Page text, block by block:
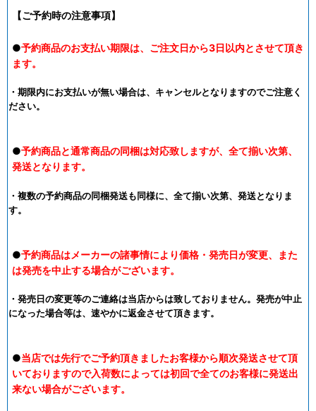
【ご予約時の注意事項】
●予約商品のお支払い期限は、ご注文日から3日以内とさせて頂き
ます。
・期限内にお支払いが無い場合は、キャンセルとなりますのでご注意く
ださい。
●予約商品と通常商品の同梱は対応致しますが、全て揃い次第、
発送となります。
・複数の予約商品の同梱発送も同様に、全て揃い次第、発送となりま
す。
●予約商品はメーカーの諸事情により価格・発売日が変更、また
は発売を中止する場合がございます。
・発売日の変更等のご連絡は当店からは致しておりません。発売が中止
になった場合等は、速やかに返金させて頂きます。
●当店では先行でご予約頂きましたお客様から順次発送させて頂
いておりますので入荷数によっては初回で全てのお客様に発送出
来ない場合がございます。